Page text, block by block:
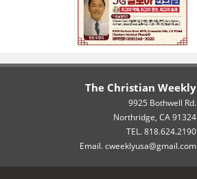
The Christian Weekly
9925 Bothwell Rd.
Northridge, CA 91324
TEL. 818.624.2190
Email. cweeklyusa@gmail.com